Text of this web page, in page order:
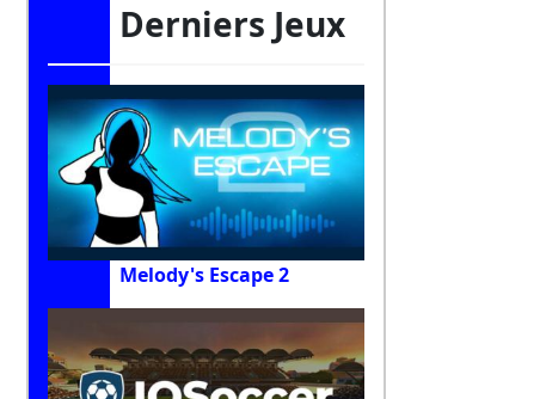
Derniers Jeux
Melody's Escape 2